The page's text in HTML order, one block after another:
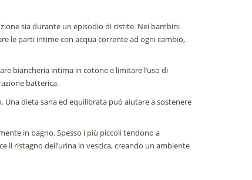
sia durante un episodio di cistite. Nei bambini
le parti intime con acqua corrente ad ogni cambio,
biancheria intima in cotone e limitare l’uso di
batterica.
Una dieta sana ed equilibrata può aiutare a sostenere
in bagno. Spesso i più piccoli tendono a
il ristagno dell’urina in vescica, creando un ambiente